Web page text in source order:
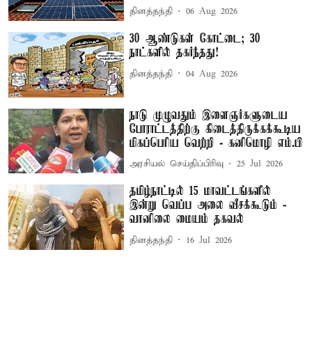
தினத்தந்தி 06 Aug 2026
30 ஆண்டுகள் கோட்டை; 30
நாட்களில் தகர்ந்தது!
தினத்தந்தி 04 Aug 2026
நாடு முழுவதும் இளைஞர்களுடைய
போராட்டத்திற்கு கிடைத்திருக்கக்கூடிய
மிகப்பெரிய வெற்றி - கனிமொழி எம்.பி
அரசியல் செய்திப்பிரிவு 25 Jul 2026
தமிழ்நாட்டில் 15 மாவட்டங்களில்
இன்று வெப்ப அலை வீசக்கூடும் -
வானிலை மையம் தகவல்
தினத்தந்தி 16 Jul 2026